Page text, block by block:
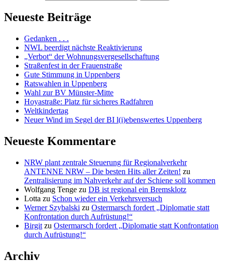
Neueste Beiträge
Gedanken . . .
NWL beerdigt nächste Reaktivierung
„Verbot“ der Wohnungsvergesellschaftung
Straßenfest in der Frauenstraße
Gute Stimmung in Uppenberg
Ratswahlen in Uppenberg
Wahl zur BV Münster-Mitte
Hoyastraße: Platz für sicheres Radfahren
Weltkindertag
Neuer Wind im Segel der BI l(i)ebenswertes Uppenberg
Neueste Kommentare
NRW plant zentrale Steuerung für Regionalverkehr
ANTENNE NRW – Die besten Hits aller Zeiten! zu
Zentralisierung im Nahverkehr auf der Schiene soll kommen
Wolfgang Tenge zu DB ist regional ein Bremsklotz
Lotta zu Schon wieder ein Verkehrsversuch
Werner Szybalski zu Ostermarsch fordert „Diplomatie statt
Konfrontation durch Aufrüstung!“
Birgit zu Ostermarsch fordert „Diplomatie statt Konfrontation
durch Aufrüstung!“
Archiv